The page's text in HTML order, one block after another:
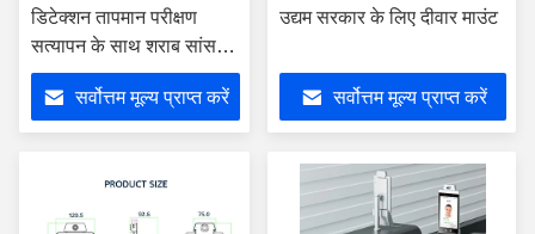
डिटेक्शन तापमान परीक्षण
सत्यापन के साथ शराब सांस
परीक्षक
सर्वोत्तम मूल्य प्राप्त करें
उद्यम सरकार के लिए दीवार माउंट
सर्वोत्तम मूल्य प्राप्त करें